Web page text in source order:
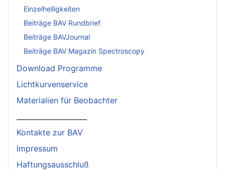
Einzelhelligkeiten
Beiträge BAV Rundbrief
Beiträge BAVJournal
Beiträge BAV Magazin Spectroscopy
Download Programme
Lichtkurvenservice
Materialien für Beobachter
Kontakte zur BAV
Impressum
Haftungsausschluß